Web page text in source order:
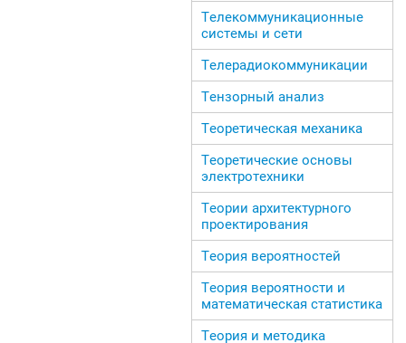
Телекоммуникационные
системы и сети
Телерадиокоммуникации
Тензорный анализ
Теоретическая механика
Теоретические основы
электротехники
Теории архитектурного
проектирования
Теория вероятностей
Теория вероятности и
математическая статистика
Теория и методика